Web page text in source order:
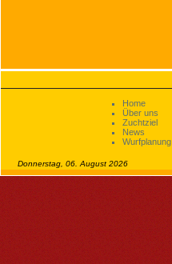
Home
Über uns
Zuchtziel
News
Wurfplanung
Donnerstag, 06. August 2026